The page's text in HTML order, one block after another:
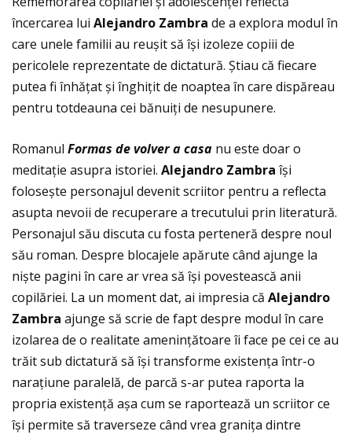
încercarea lui Alejandro Zambra de a explora modul în
care unele familii au reușit să își izoleze copiii de
pericolele reprezentate de dictatură. Ştiau că fiecare
putea fi înhăţat și înghiţit de noaptea în care dispăreau
pentru totdeauna cei bănuiţi de nesupunere.
Romanul Formas de volver a casa nu este doar o
meditaţie asupra istoriei. Alejandro Zambra își
folosește personajul devenit scriitor pentru a reflecta
asupta nevoii de recuperare a trecutului prin literatură.
Personajul său discuta cu fosta perteneră despre noul
său roman. Despre blocajele apărute când ajunge la
niște pagini în care ar vrea să își povestească anii
copilăriei. La un moment dat, ai impresia că Alejandro
Zambra ajunge să scrie de fapt despre modul în care
izolarea de o realitate ameninţătoare îi face pe cei ce au
trăit sub dictatură să își transforme existenţa într-o
naraţiune paralelă, de parcă s-ar putea raporta la
propria existenţă așa cum se raportează un scriitor ce
își permite să traverseze când vrea graniţa dintre